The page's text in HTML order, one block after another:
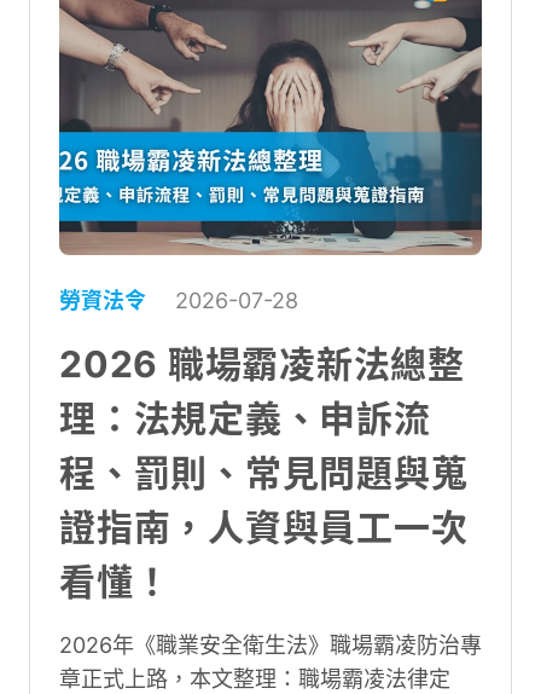
勞資法令 2026-07-28
2026 職場霸凌新法總整
理：法規定義、申訴流
程、罰則、常見問題與蒐
證指南，人資與員工一次
看懂！
2026年《職業安全衛生法》職場霸凌防治專
章正式上路，本文整理：職場霸凌法律定